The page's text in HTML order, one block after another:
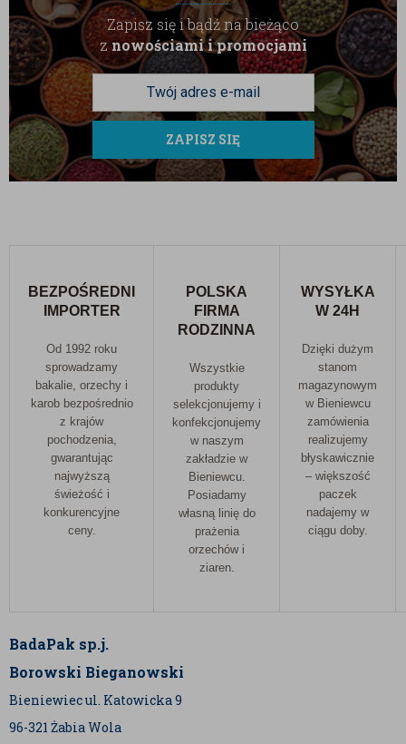
Zapisz się i bądź na bieżąco
znowościami i promocjami
ZAPISZ SIĘ
BEZPOŚREDNI
IMPORTER
Od 1992 roku
sprowadzamy
bakalie, orzechy i
karob bezpośrednio
z krajów
pochodzenia,
gwarantując
najwyższą
świeżość i
konkurencyjne
ceny.
POLSKA
FIRMA
RODZINNA
Wszystkie
produkty
selekcjonujemy i
konfekcjonujemy
w naszym
zakładzie w
Bieniewcu.
Posiadamy
własną linię do
prażenia
orzechów i
ziaren.
WYSYŁKA
W 24H
Dzięki dużym
stanom
magazynowym
w Bieniewcu
zamówienia
realizujemy
błyskawicznie
– większość
paczek
nadajemy w
ciągu doby.
BadaPak sp.j.
Borowski Bieganowski
Bieniewiec ul. Katowicka 9
96-321 Żabia Wola